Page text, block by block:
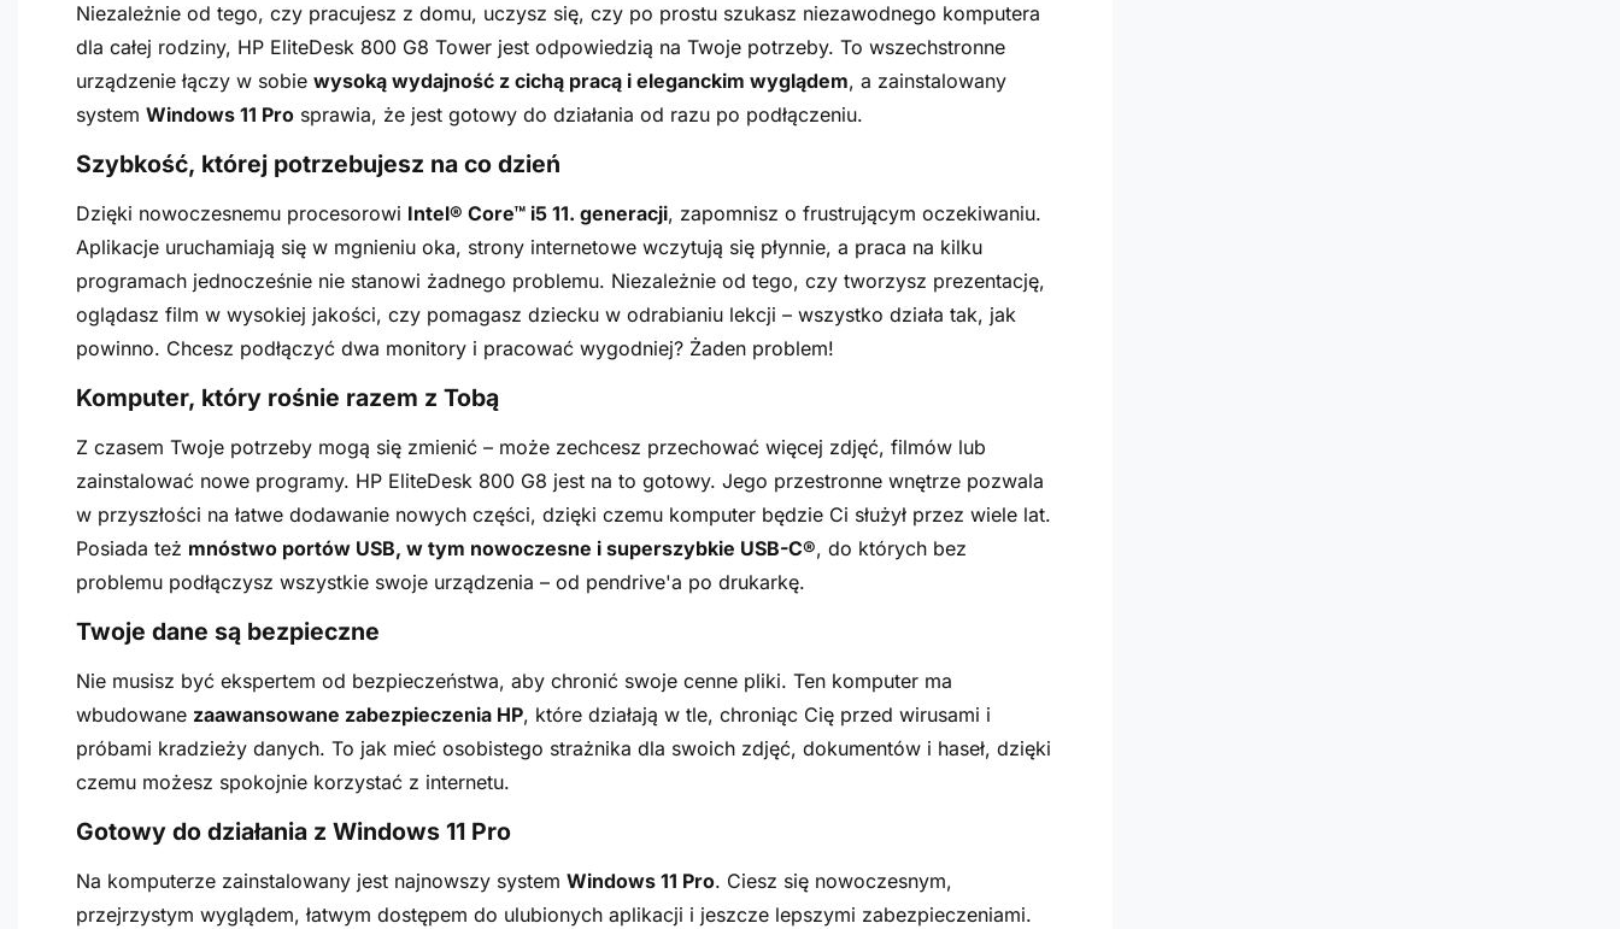
Niezależnie od tego, czy pracujesz z domu, uczysz się, czy po prostu szukasz niezawodnego komputera
dla całej rodziny, HP EliteDesk 800 G8 Tower jest odpowiedzią na Twoje potrzeby. To wszechstronne
urządzenie łączy w sobie wysoką wydajność z cichą pracą i eleganckim wyglądem, a zainstalowany
system Windows 11 Pro sprawia, że jest gotowy do działania od razu po podłączeniu.
Szybkość, której potrzebujesz na co dzień
Dzięki nowoczesnemu procesorowi Intel® Core™ i5 11. generacji, zapomnisz o frustrującym oczekiwaniu.
Aplikacje uruchamiają się w mgnieniu oka, strony internetowe wczytują się płynnie, a praca na kilku
programach jednocześnie nie stanowi żadnego problemu. Niezależnie od tego, czy tworzysz prezentację,
oglądasz film w wysokiej jakości, czy pomagasz dziecku w odrabianiu lekcji – wszystko działa tak, jak
powinno. Chcesz podłączyć dwa monitory i pracować wygodniej? Żaden problem!
Komputer, który rośnie razem z Tobą
Z czasem Twoje potrzeby mogą się zmienić – może zechcesz przechować więcej zdjęć, filmów lub
zainstalować nowe programy. HP EliteDesk 800 G8 jest na to gotowy. Jego przestronne wnętrze pozwala
w przyszłości na łatwe dodawanie nowych części, dzięki czemu komputer będzie Ci służył przez wiele lat.
Posiada też mnóstwo portów USB, w tym nowoczesne i superszybkie USB-C®, do których bez
problemu podłączysz wszystkie swoje urządzenia – od pendrive'a po drukarkę.
Twoje dane są bezpieczne
Nie musisz być ekspertem od bezpieczeństwa, aby chronić swoje cenne pliki. Ten komputer ma
wbudowane zaawansowane zabezpieczenia HP, które działają w tle, chroniąc Cię przed wirusami i
próbami kradzieży danych. To jak mieć osobistego strażnika dla swoich zdjęć, dokumentów i haseł, dzięki
czemu możesz spokojnie korzystać z internetu.
Gotowy do działania z Windows 11 Pro
Na komputerze zainstalowany jest najnowszy system Windows 11 Pro. Ciesz się nowoczesnym,
przejrzystym wyglądem, łatwym dostępem do ulubionych aplikacji i jeszcze lepszymi zabezpieczeniami.